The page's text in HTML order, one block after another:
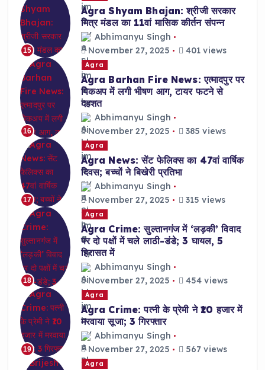
15
Agra Shyam Bhajan: श्रीजी सरकार
मित्र मंडल का 11वां मासिक कीर्तन संपन्न
Abhimanyu Singh
November 27, 2025
401 views
16
Agra
Agra Barhan Fire News: एत्मादपुर पर
पिकअप में लगी भीषण आग, टायर फटने से
दहशत
Abhimanyu Singh
November 27, 2025
385 views
17
Agra
Agra News: सेंट फेलिक्स का 47वां वार्षिक
दिवस; बच्चों ने बिखेरी प्रतिभा
Abhimanyu Singh
November 27, 2025
315 views
18
Agra
Agra Crime: सुल्तानगंज में ‘लड़की’ विवाद
पर दो पक्षों में चले लाठी-डंडे; 3 घायल, 5
हिरासत में
Abhimanyu Singh
November 27, 2025
454 views
19
Agra
Agra Crime: पत्नी के प्रेमी ने ₹10 हजार में
मरवाया सूजा; 3 गिरफ्तार
Abhimanyu Singh
November 27, 2025
567 views
Agra